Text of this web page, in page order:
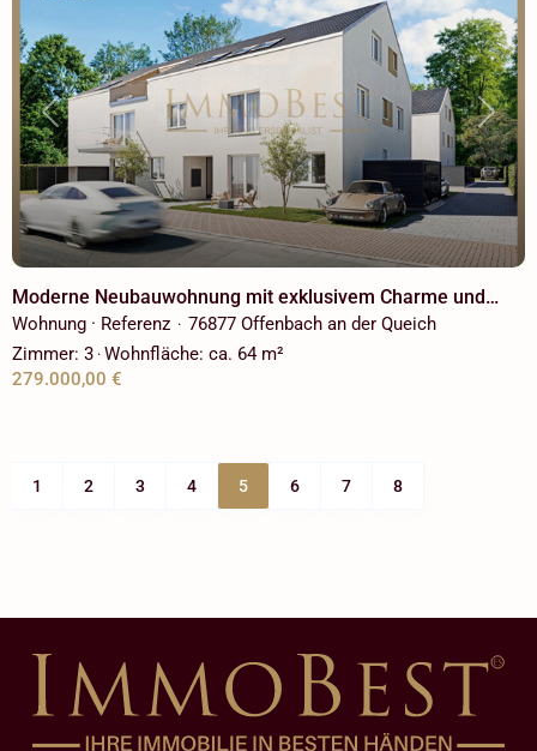
Previous Next
Moderne Neubauwohnung mit exklusivem Charme und
Blick ins Grüne!
Wohnung · Referenz · 76877 Offenbach an der Queich
Zimmer: 3 · Wohnfläche: ca. 64 m²
279.000,00 €
1 2 3 4 5 6 7 8